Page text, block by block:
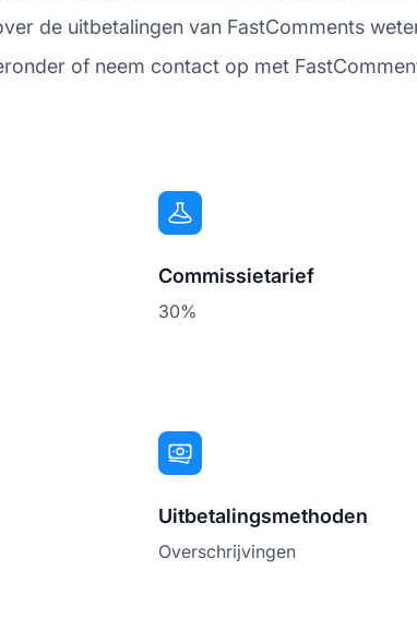
de uitbetalingen van FastComments
of neem contact op met
Commissietarief
30%
Uitbetalingsmethoden
Overschrijvingen